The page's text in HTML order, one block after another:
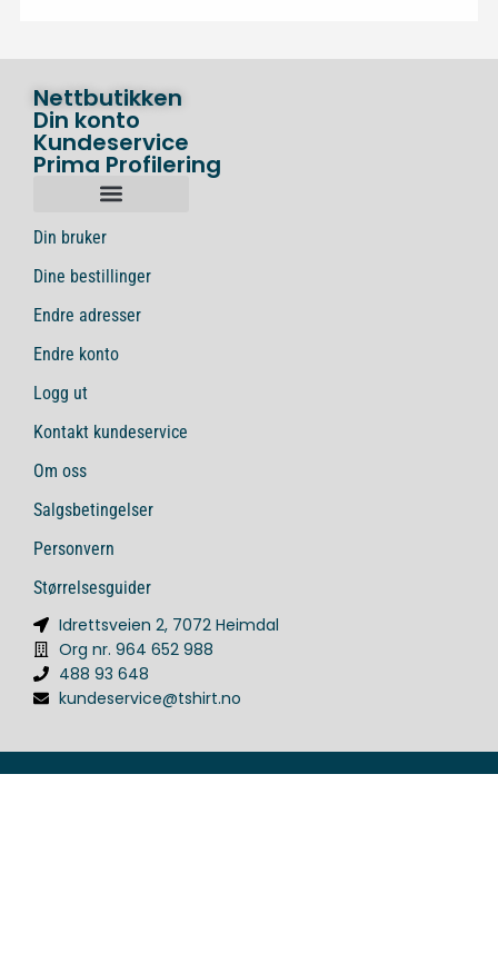
Nettbutikken
Din konto
Kundeservice
Prima Profilering
Din bruker
Dine bestillinger
Endre adresser
Endre konto
Logg ut
Kontakt kundeservice
Om oss
Salgsbetingelser
Personvern
Størrelsesguider
Idrettsveien 2, 7072 Heimdal
Org nr. 964 652 988
488 93 648
kundeservice@tshirt.no